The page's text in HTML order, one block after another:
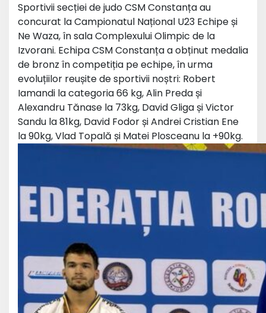
Sportivii secției de judo CSM Constanța au
concurat la Campionatul Național U23 Echipe și
Ne Waza, în sala Complexului Olimpic de la
Izvorani. Echipa CSM Constanța a obținut medalia
de bronz în competiția pe echipe, în urma
evoluțiilor reușite de sportivii noștri: Robert
Iamandi la categoria 66 kg, Alin Preda și
Alexandru Tănase la 73kg, David Gliga și Victor
Sandu la 81kg, David Fodor și Andrei Cristian Ene
la 90kg, Vlad Topală și Matei Plosceanu la +90kg.